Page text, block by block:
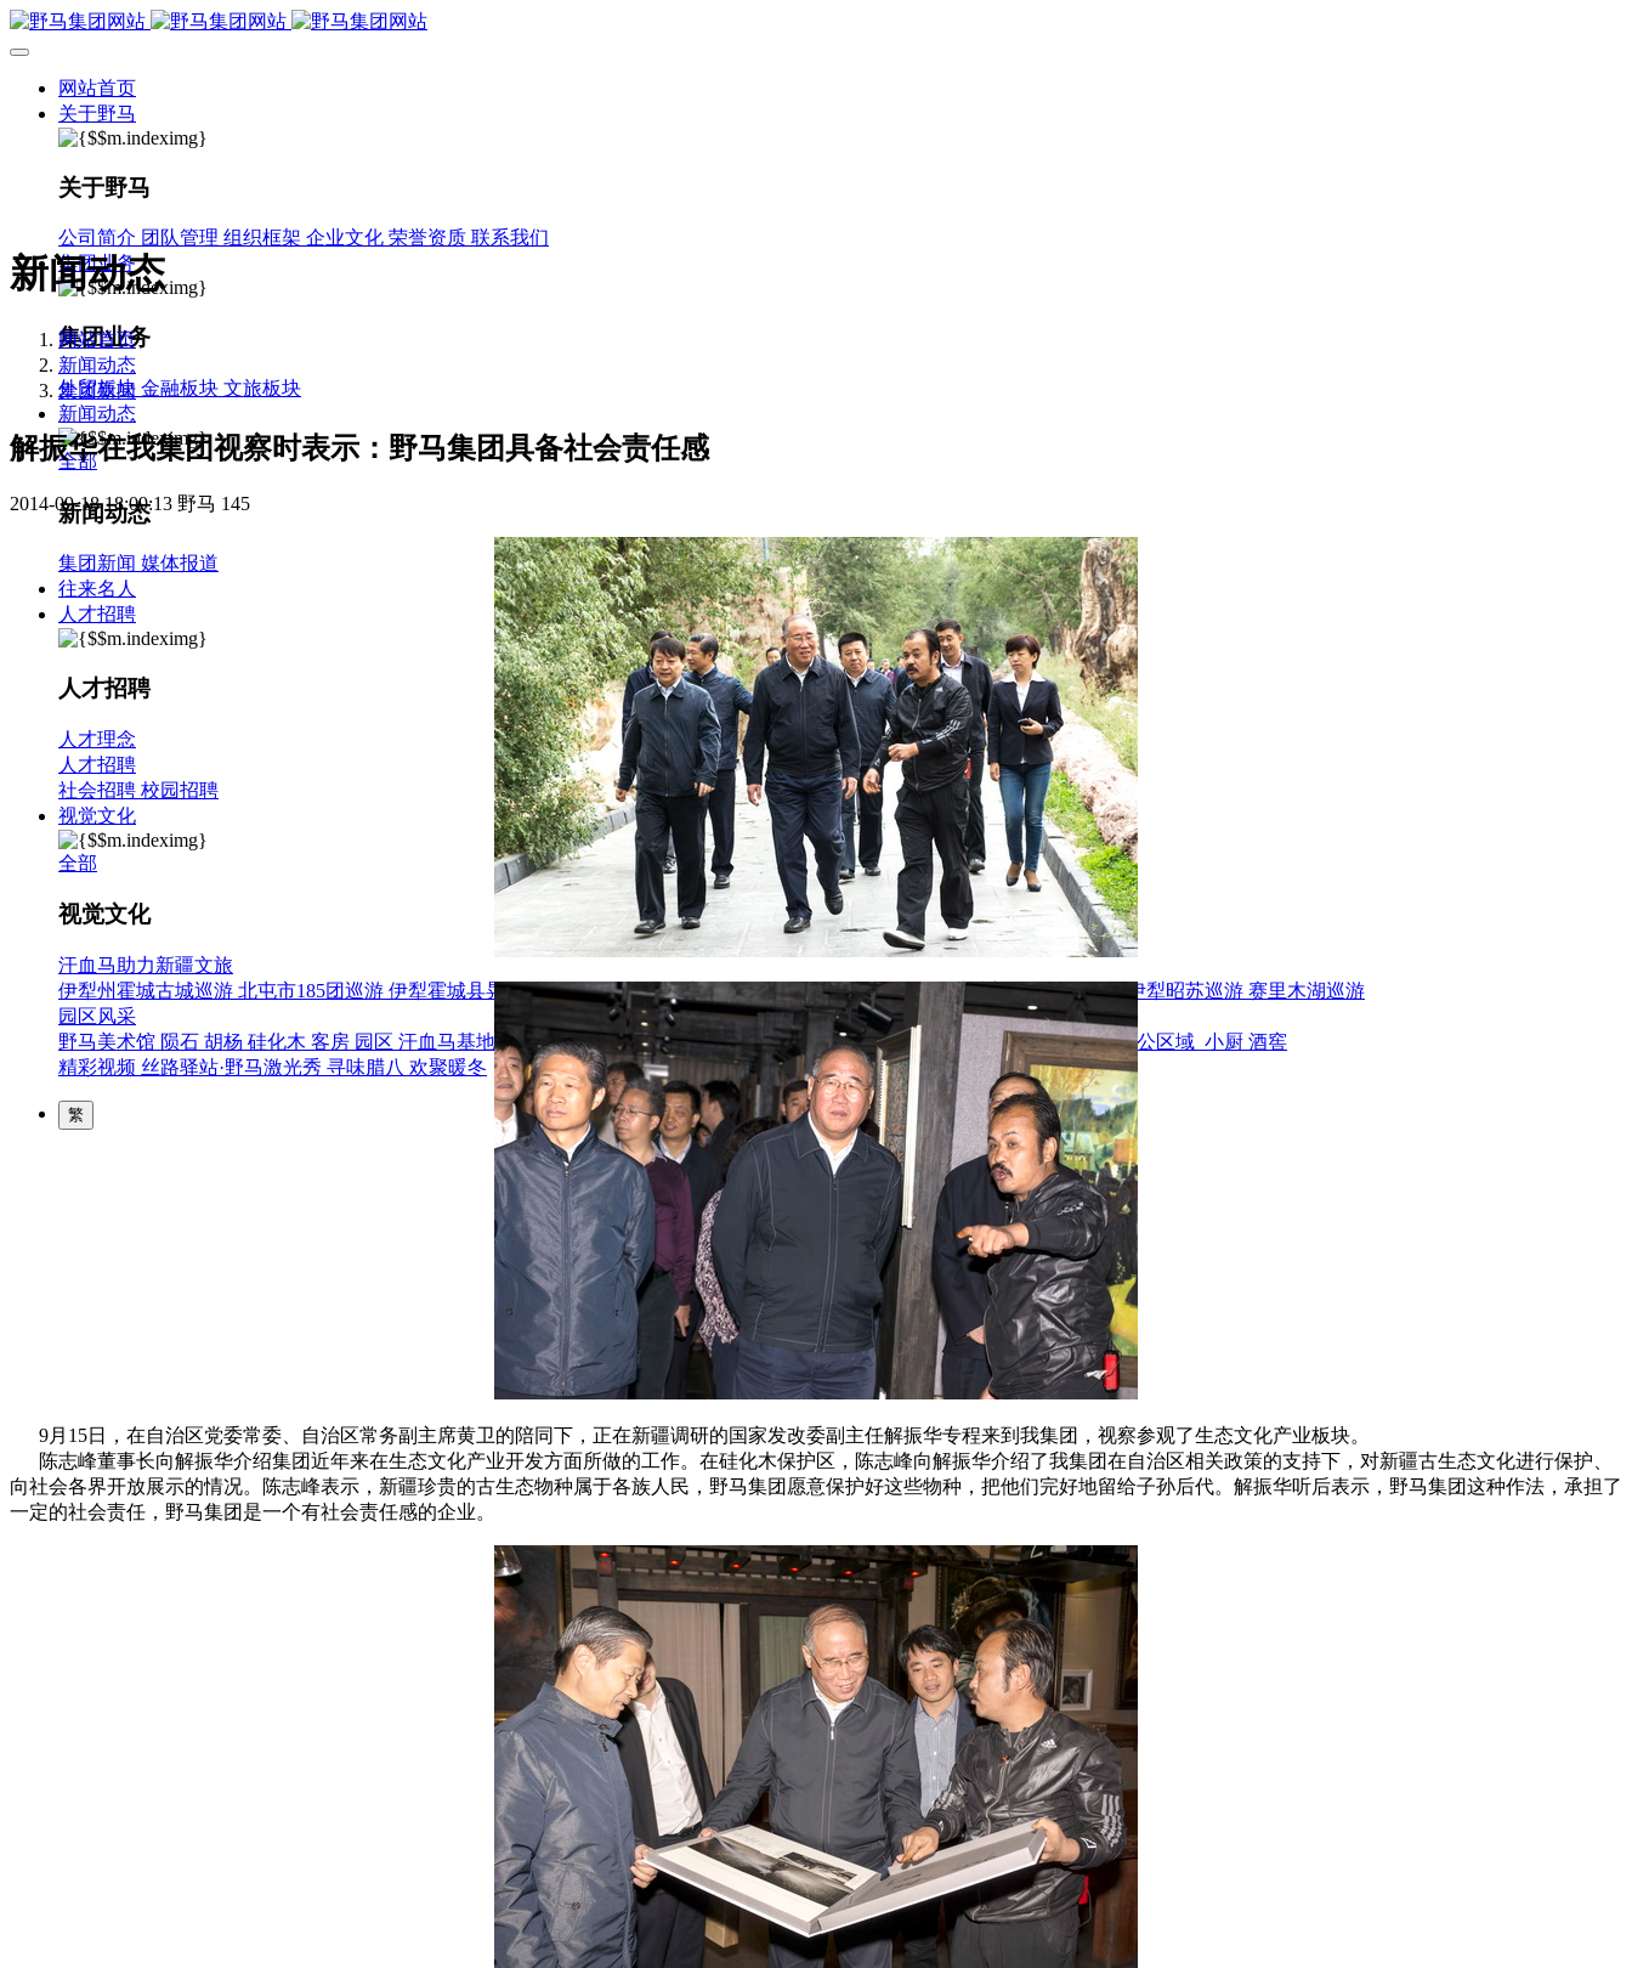
网站首页
关于野马
关于野马
公司简介 团队管理 组织框架 企业文化 荣誉资质 联系我们
集团业务
集团业务
外贸板块 金融板块 文旅板块
新闻动态
全部
新闻动态
集团新闻 媒体报道
往来名人
人才招聘
人才招聘
人才理念
人才招聘
社会招聘 校园招聘
视觉文化
全部
视觉文化
汗血马助力新疆文旅
伊犁州霍城古城巡游 北屯市185团巡游 伊犁霍城县晃晃村巡游 阿勒泰北屯市巡游 阿勒泰布尔津县巡游 伊犁州察布查尔县巡游 伊犁昭苏巡游 赛里木湖巡游
园区风采
野马美术馆 陨石 胡杨 硅化木 客房 园区 汗血马基地 F座大厅 国家记忆A馆 国家记忆B馆 红山玉馆 酒店大厅 料场餐厅 健身房 办公区域 小厨 酒窖
精彩视频 丝路驿站·野马激光秀 寻味腊八 欢聚暖冬
繁
新闻动态
网站首页
新闻动态
集团新闻
解振华在我集团视察时表示：野马集团具备社会责任感
2014-09-18 18:09:13 野马 145
9月15日，在自治区党委常委、自治区常务副主席黄卫的陪同下，正在新疆调研的国家发改委副主任解振华专程来到我集团，视察参观了生态文化产业板块。
陈志峰董事长向解振华介绍集团近年来在生态文化产业开发方面所做的工作。在硅化木保护区，陈志峰向解振华介绍了我集团在自治区相关政策的支持下，对新疆古生态文化进行保护、
向社会各界开放展示的情况。陈志峰表示，新疆珍贵的古生态物种属于各族人民，野马集团愿意保护好这些物种，把他们完好地留给子孙后代。解振华听后表示，野马集团这种作法，承担了
一定的社会责任，野马集团是一个有社会责任感的企业。